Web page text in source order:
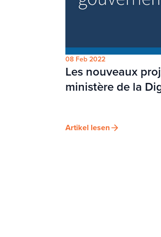
08 Feb 2022
Les nouveaux
ministère de la
Artikel lesen